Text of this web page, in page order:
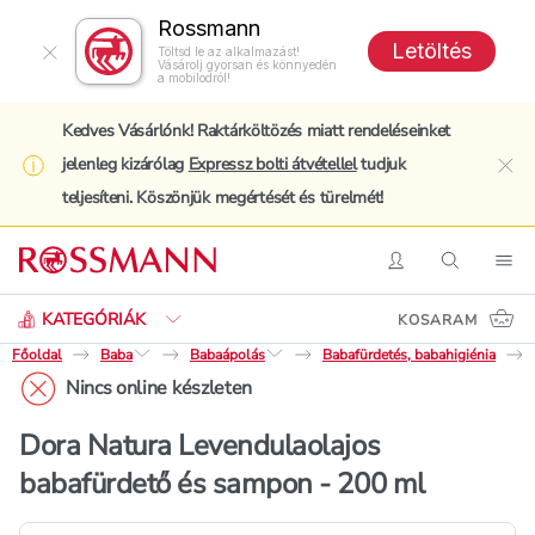
Rossmann
Töltsd le az alkalmazást!
Vásárolj gyorsan és könnyedén
a mobilodról!
Letöltés
Kedves Vásárlónk! Raktárköltözés miatt rendeléseinket
jelenleg kizárólag Expressz bolti átvételleltudjuk
teljesíteni. Köszönjük megértését és türelmét!
BelépésKeresés
KATEGÓRIÁK
Keresés
KOSARAM
Főoldal
Baba Babaápolás Babafürdetés, babahigiénia
Nincs online készleten
Dora Natura Levendulaolajos
babafürdető és sampon - 200 ml